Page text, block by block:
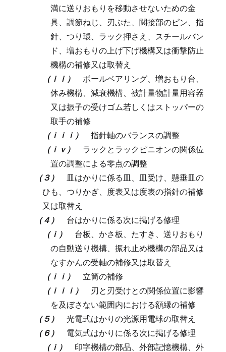
満に送りおもりを移動させないための金
具、調節ねじ、刃ぶた、関接部のピン、指
針、つり環、ラック押さえ、スチールバン
ド、増おもりの上げ下げ機構又は衝撃防止
機構の補修又は取替え
（ｉｉ） ボールベアリング、増おもり台、
休み機構、減衰機構、被計量物計量用容器
又は振子の受けゴム若しくはストッパーの
取手の補修
（ｉｉｉ） 指針軸のバランスの調整
（ｉｖ） ラックとラックピニオンの関係位
置の調整による零点の調整
（３） 皿はかりに係る皿、皿受け、懸垂皿の
ひも、つりかぎ、度表又は度表の指針の補修
又は取替え
（４） 台はかりに係る次に掲げる修理
（ｉ） 台板、かさ板、たすき、送りおもり
の自動送り機構、振れ止め機構の部品又は
なすかんの受軸の補修又は取替え
（ｉｉ） 立筒の補修
（ｉｉｉ） 刃と刃受けとの関係位置に影響
を及ぼさない範囲内における額縁の補修
（５） 光電式はかりの光源用電球の取替え
（６） 電気式はかりに係る次に掲げる修理
（ｉ） 印字機構の部品、外部記憶機構、外